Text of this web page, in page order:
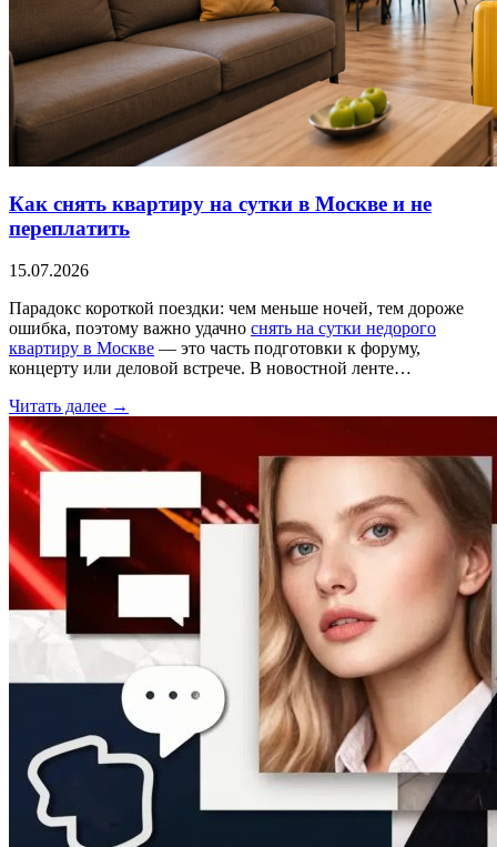
Как снять квартиру на сутки в Москве и не
переплатить
15.07.2026
Парадокс короткой поездки: чем меньше ночей, тем дороже
ошибка, поэтому важно удачно снять на сутки недорого
квартиру в Москве — это часть подготовки к форуму,
концерту или деловой встрече. В новостной ленте…
Читать далее →